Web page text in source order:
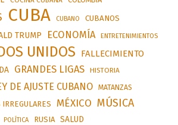
CUBA CUBANO CUBANOS
TRUMP ECONOMÍA ENTRETENIMIENTOS
UNIDOS FALLECIMIENTO
GRANDES LIGAS HISTORIA
DE AJUSTE CUBANO MATANZAS
MÉXICO MÚSICA
POLÍTICA RUSIA SALUD